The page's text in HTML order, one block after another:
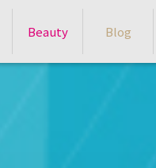
Beauty Blog